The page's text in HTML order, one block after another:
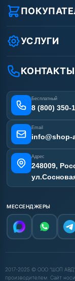
Реквизиты
Защита
Условия
Вакансии
Статьи
Как заказать?
Оплата
Доставка
Лизинг
Получить
УСЛУГИ
Ремонт АВД
Сертификаты
Наши работы
Отзывы
Карта сайта
КОНТАКТЫ
Бесплатный
8 (800) 350-
Email
info@shop-
Адрес
248009,
МЕССЕНДЖЕРЫ
2017-2025 © ООО "ШОП
производителем. Сайт